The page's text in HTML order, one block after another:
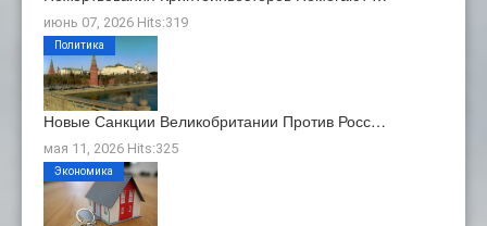
июнь 07, 2026 Hits:319
Новые Санкции Великобритании Против Росс…
мая 11, 2026 Hits:325
Политика
Экономика